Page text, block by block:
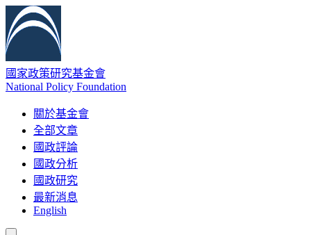
國家政策研究基金會
National Policy Foundation
關於基金會
全部文章
國政評論
國政分析
國政研究
最新消息
English